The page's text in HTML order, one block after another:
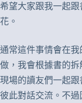
希望大家跟我一起
花。
通常這件事情會在
做，我會根據書的
現場的讀友們一起
彼此對話交流。不